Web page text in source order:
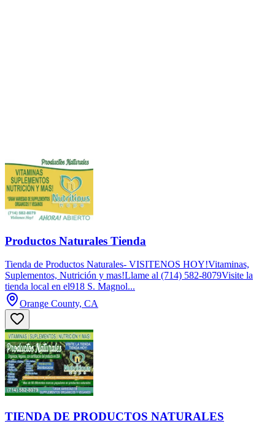
Productos Naturales Tienda
Tienda de Productos Naturales- VISITENOS HOY!Vitaminas,
Suplementos, Nutrición y mas!Llame al (714) 582-8079Visite la
tienda local en el918 S. Magnol...
Orange County, CA
TIENDA DE PRODUCTOS NATURALES